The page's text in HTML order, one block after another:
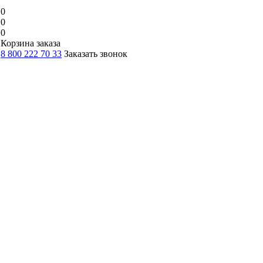
0
0
0
Корзина заказа
8 800 222 70 33 Заказать звонок